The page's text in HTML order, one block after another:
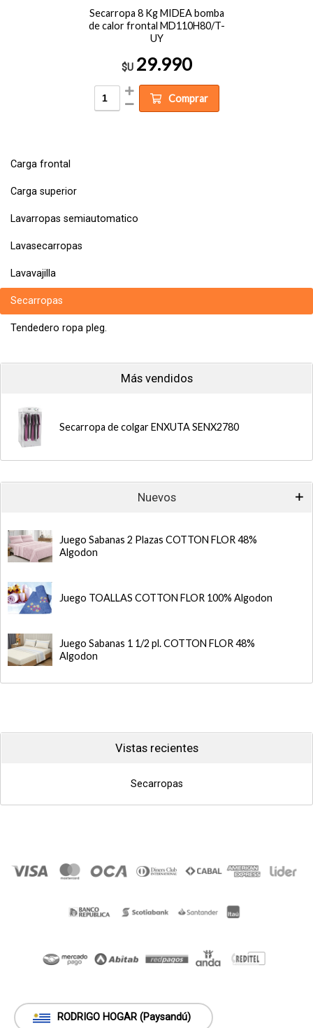
Carga frontal
Carga superior
Lavarropas semiautomatico
Lavasecarropas
Lavavajilla
Secarropas
Tendedero ropa pleg.
Más vendidos
Secarropa de colgar ENXUTA SENX2780
Nuevos
Juego Sabanas 2 Plazas COTTON FLOR 48%
Algodon
Juego TOALLAS COTTON FLOR 100% Algodon
Juego Sabanas 1 1/2 pl. COTTON FLOR 48%
Algodon
Secarropa 8 Kg MIDEA bomba
de calor frontal MD110H80/T-
UY
$U 29.990
Comprar
Vistas recientes
Secarropas
RODRIGO HOGAR (Paysandú)